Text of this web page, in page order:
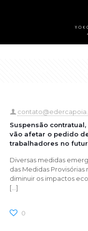
Suspensão
vão afetar o pedido
trabalhadores no
Diversas medidas
das Medidas Provisórias
diminuir os impactos
[…]
0